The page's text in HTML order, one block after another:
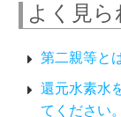
よく見
第二親等と
還元水素水
てください